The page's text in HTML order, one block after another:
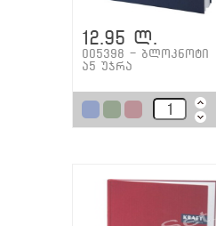
12.95 ლ.
005398 - ბლოკნოტი
ა5 უჯრა